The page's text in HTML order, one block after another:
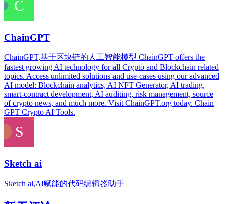
ChainGPT
ChainGPT,基于区块链的人工智能模型 ChainGPT offers the
fastest growing AI technology for all Crypto and Blockchain related
topics. Access unlimited solutions and use-cases using our advanced
AI model: Blockchain analytics, AI NFT Generator, AI trading,
smart-contract development, AI auditing, risk management, source
of crypto news, and much more. Visit ChainGPT.org today. Chain
GPT Crypto AI Tools.
Sketch ai
Sketch ai,AI赋能的代码编辑器助手